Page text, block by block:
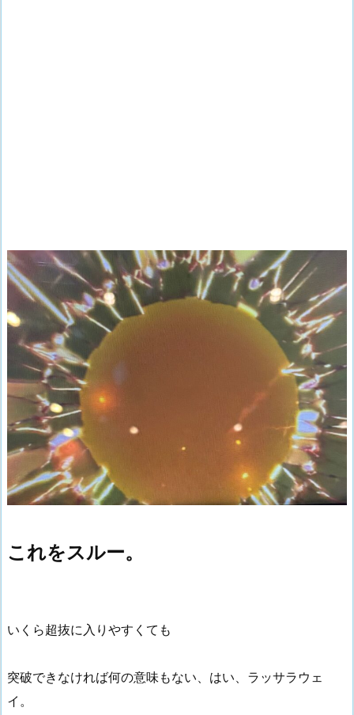
これをスルー。
いくら超抜に入りやすくても
突破できなければ何の意味もない、はい、ラッサラウェ
イ。